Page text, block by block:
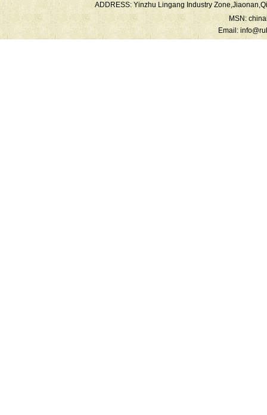
ADDRESS: Yinzhu Lingang Industry
MSN:
Email: